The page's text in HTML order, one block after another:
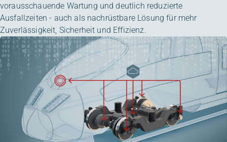
vorausschauende Wartung und deutlich reduzierte
Ausfallzeiten - auch als nachrüstbare Lösung für mehr
Zuverlässigkeit, Sicherheit und Effizienz.